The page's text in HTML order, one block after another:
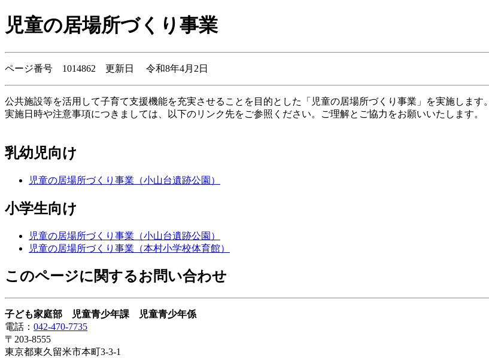
児童の居場所づくり事業
ページ番号 1014862 更新日 令和8年4月2日
公共施設等を活用して子育て支援機能を充実させることを目的とした「児童の居場所づくり事業」を実施します。
実施日時や注意事項につきましては、以下のリンク先をご参照ください。ご理解とご協力をお願いいたします。
乳幼児向け
児童の居場所づくり事業（小山台遺跡公園）
小学生向け
児童の居場所づくり事業（小山台遺跡公園）
児童の居場所づくり事業（本村小学校体育館）
このページに関するお問い合わせ
子ども家庭部 児童青少年課 児童青少年係
電話： 042-470-7735
〒203-8555
東京都東久留米市本町3-3-1